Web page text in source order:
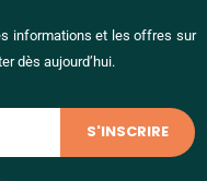
informations et les offres sur
dès aujourd’hui.